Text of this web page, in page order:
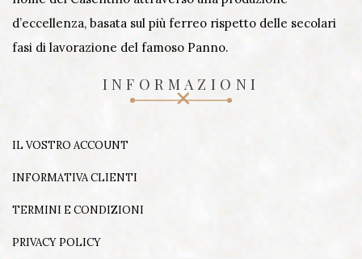
d’eccellenza, basata sul più ferreo rispetto delle secolari
fasi di lavorazione del famoso Panno.
INFORMAZIONI
IL VOSTRO ACCOUNT
INFORMATIVA CLIENTI
TERMINI E CONDIZIONI
PRIVACY POLICY